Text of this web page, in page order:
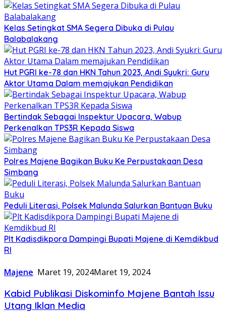
Kelas Setingkat SMA Segera Dibuka di Pulau
Balabalakang
Hut PGRI ke-78 dan HKN Tahun 2023, Andi Syukri: Guru
Aktor Utama Dalam memajukan Pendidikan
Bertindak Sebagai Inspektur Upacara, Wabup
Perkenalkan TPS3R Kepada Siswa
Polres Majene Bagikan Buku Ke Perpustakaan Desa
Simbang
Peduli Literasi, Polsek Malunda Salurkan Bantuan Buku
Plt Kadisdikpora Dampingi Bupati Majene di Kemdikbud
RI
Majene Maret 19, 2024Maret 19, 2024
Kabid Publikasi Diskominfo Majene Bantah Issu
Utang Iklan Media